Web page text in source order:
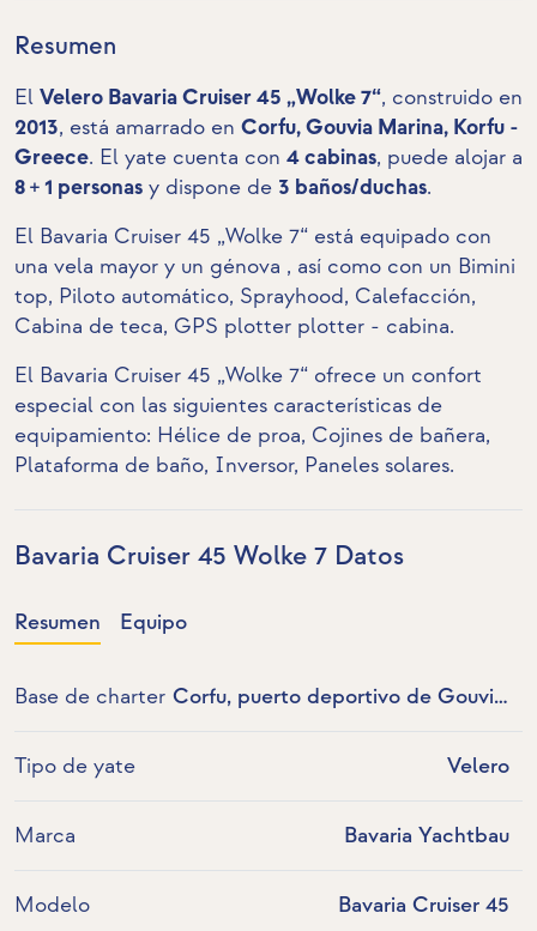
Resumen
El Velero Bavaria Cruiser 45 „Wolke 7“, construido en
2013, está amarrado en Corfu, Gouvia Marina, Korfu -
Greece. El yate cuenta con 4 cabinas, puede alojar a
8 + 1 personas y dispone de 3 baños/duchas.
El Bavaria Cruiser 45 „Wolke 7“ está equipado con
una vela mayor y un génova , así como con un Bimini
top, Piloto automático, Sprayhood, Calefacción,
Cabina de teca, GPS plotter plotter - cabina.
El Bavaria Cruiser 45 „Wolke 7“ ofrece un confort
especial con las siguientes características de
equipamiento: Hélice de proa, Cojines de bañera,
Plataforma de baño, Inversor, Paneles solares.
Bavaria Cruiser 45 Wolke 7 Datos
Resumen Equipo
Base de charter Corfu, puerto deportivo de Gouvia,
Tipo de yate
Velero
Marca Bavaria Yachtbau
Modelo Bavaria Cruiser 45